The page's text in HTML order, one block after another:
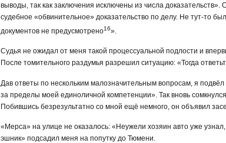
выводы, так как заключения исключены из числа
судебное «обвинительное» доказательство по делу. Не тут-то
документов не предусмотрено16».
Судья не ожидал от меня такой процессуальной подлости и
После томительного раздумья разрешил ситуацию: «Тогда
Дав ответы по нескольким малозначительным вопросам, я
за пределы моей единоличной компетенции». Так вновь
Побившись безрезультатно со мной ещё немного, он объявил
«Мерса» на улице не оказалось: «Неужели хозяин авто уже
эшник» подсадил меня на попутку до Тюмени.